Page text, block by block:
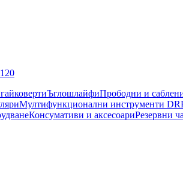
ЪглошлайфиПрободни и
Мултифункционални инструменти
Консумативи и аксесоариРезервни